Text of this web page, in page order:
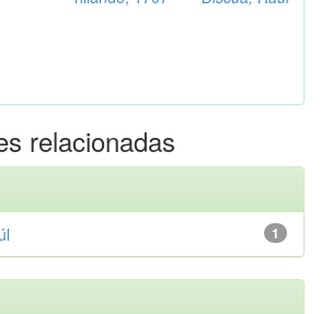
relacionadas
1